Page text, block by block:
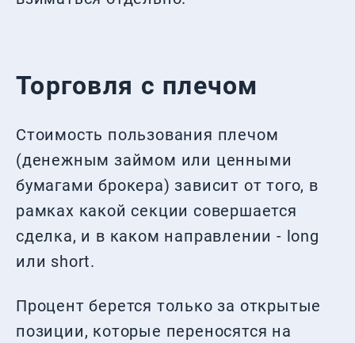
Торговля с плечом
Стоимость пользования плечом
(денежным займом или ценными
бумагами брокера) зависит от того, в
рамках какой секции совершается
сделка, и в каком направлении - long
или short.
Процент берется только за открытые
позиции, которые переносятся на